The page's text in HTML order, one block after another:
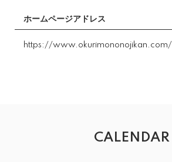
ホームページアドレス
https://www.okurimononojikan.com/
CALENDAR